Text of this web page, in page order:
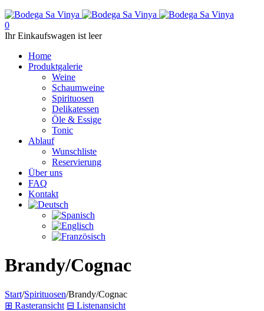
0
Ihr Einkaufswagen ist leer
Home
Produktgalerie
Weine
Schaumweine
Spirituosen
Delikatessen
Öle & Essige
Tonic
Ablauf
Wunschliste
Reservierung
Über uns
FAQ
Kontakt
Brandy/Cognac
Start/Spirituosen/Brandy/Cognac
⊞ Rasteransicht ⊟ Listenansicht